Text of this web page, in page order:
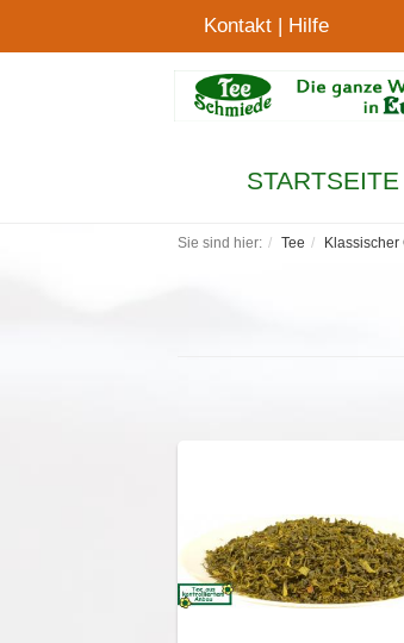
Kontakt | Hilfe
STARTSEITE
Sie sind hier: Tee Klassischer